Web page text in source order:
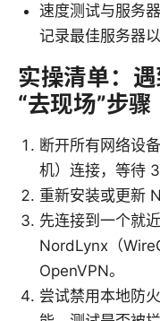
速度测试与服务
记录最佳服务器
实操清单：
“去现场”步骤
断开所有网络设
机）连接，等待
重新安装或更新
先连接到一个就
NordLynx（
OpenVPN。
尝试禁用本地防